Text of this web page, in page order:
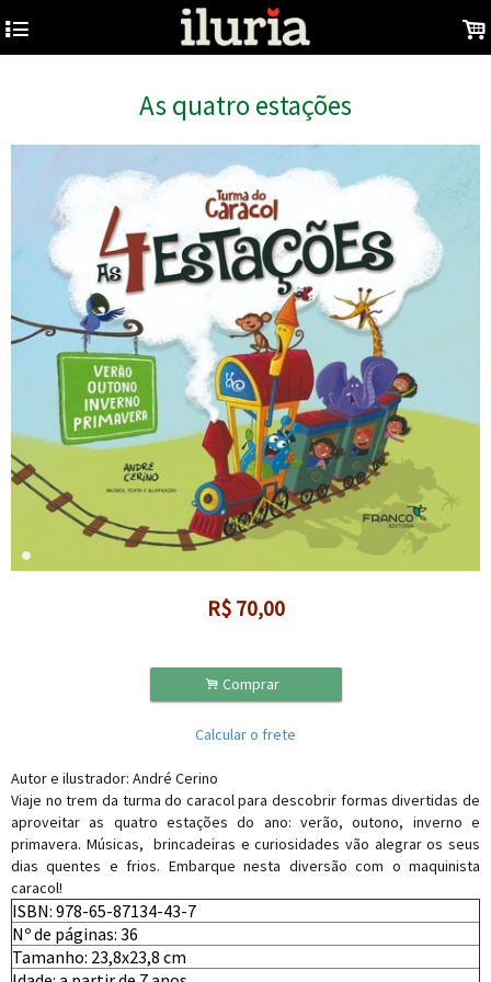
4 .
As quatro estações
R$ 70,00
. Comprar
Calcular o frete
Autor e ilustrador: André Cerino
Viaje no trem da turma do caracol para descobrir formas divertidas de
aproveitar as quatro estações do ano: verão, outono, inverno e
primavera. Músicas, brincadeiras e curiosidades vão alegrar os seus
dias quentes e frios. Embarque nesta diversão com o maquinista
caracol!
ISBN: 978-65-87134-43-7
Nº de páginas: 36
Tamanho: 23,8x23,8 cm